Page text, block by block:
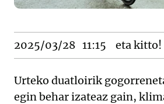
2025/03/28 11:15 eta kitto!
Urteko duatloirik
egin behar izateaz gain,